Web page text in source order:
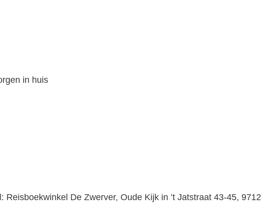
in huis
Reisboekwinkel De Zwerver, Oude Kijk in ’t Jatstraat 43-45, 9712